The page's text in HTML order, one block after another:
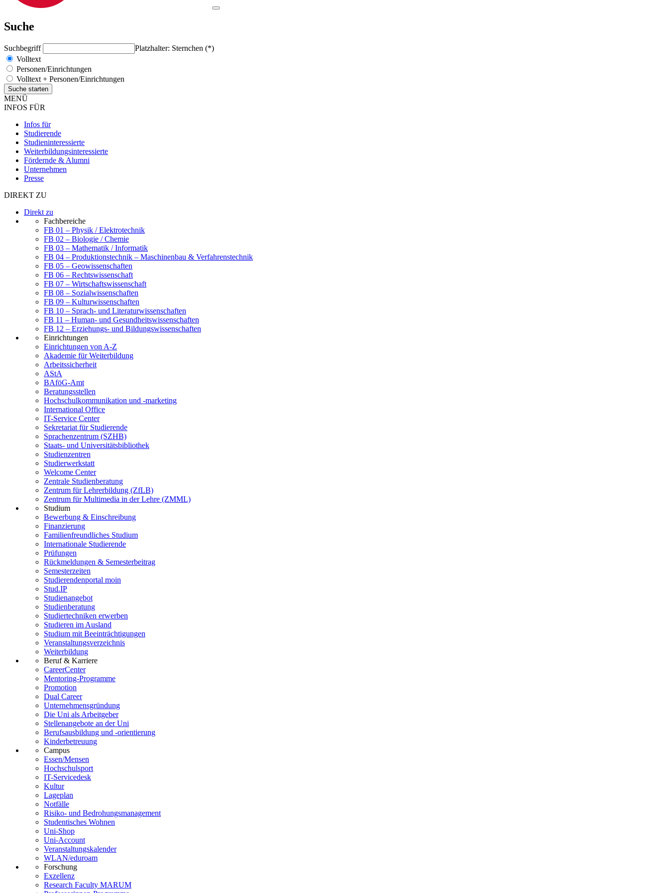
Suche
Suchbegriff
Platzhalter: Sternchen (*)
Volltext
Personen/Einrichtungen
Volltext + Personen/Einrichtungen
MENÜ
INFOS FÜR
Infos für
Studierende
Studieninteressierte
Weiterbildungsinteressierte
Fördernde & Alumni
Unternehmen
Presse
DIREKT ZU
Direkt zu
Fachbereiche
FB 01 – Physik / Elektrotechnik
FB 02 – Biologie / Chemie
FB 03 – Mathematik / Informatik
FB 04 – Produktionstechnik – Maschinenbau & Verfahrenstechnik
FB 05 – Geowissenschaften
FB 06 – Rechtswissenschaft
FB 07 – Wirtschaftswissenschaft
FB 08 – Sozialwissenschaften
FB 09 – Kulturwissenschaften
FB 10 – Sprach- und Literaturwissenschaften
FB 11 – Human- und Gesundheitswissenschaften
FB 12 – Erziehungs- und Bildungswissenschaften
Einrichtungen
Einrichtungen von A-Z
Akademie für Weiterbildung
Arbeitssicherheit
AStA
BAföG-Amt
Beratungsstellen
Hochschulkommunikation und -marketing
International Office
IT-Service Center
Sekretariat für Studierende
Sprachenzentrum (SZHB)
Staats- und Universitätsbibliothek
Studienzentren
Studierwerkstatt
Welcome Center
Zentrale Studienberatung
Zentrum für Lehrerbildung (ZfLB)
Zentrum für Multimedia in der Lehre (ZMML)
Studium
Bewerbung & Einschreibung
Finanzierung
Familienfreundliches Studium
Internationale Studierende
Prüfungen
Rückmeldungen & Semesterbeitrag
Semesterzeiten
Studierendenportal moin
Stud.IP
Studienangebot
Studienberatung
Studiertechniken erwerben
Studieren im Ausland
Studium mit Beeinträchtigungen
Veranstaltungsverzeichnis
Weiterbildung
Beruf & Karriere
CareerCenter
Mentoring-Programme
Promotion
Dual Career
Unternehmensgründung
Die Uni als Arbeitgeber
Stellenangebote an der Uni
Berufsausbildung und -orientierung
Kinderbetreuung
Campus
Essen/Mensen
Hochschulsport
IT-Servicedesk
Kultur
Lageplan
Notfälle
Risiko- und Bedrohungsmanagement
Studentisches Wohnen
Uni-Shop
Uni-Account
Veranstaltungskalender
WLAN/eduroam
Forschung
Exzellenz
Research Faculty MARUM